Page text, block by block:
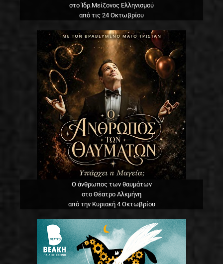
στο Ίδρ.Μείζονος Ελληνισμού
από τις 24 Οκτωβρίου
Ο άνθρωπος των θαυμάτων
στο Θέατρο Αλκμήνη
από την Κυριακή 4 Οκτωβρίου